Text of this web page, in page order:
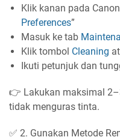
Klik kanan pada
Preferences”
Masuk ke tab
Klik tombol Cleaning
Ikuti petunjuk dan
👉 Lakukan maksimal
tidak menguras tinta.
✅ 2. Gunakan Metode